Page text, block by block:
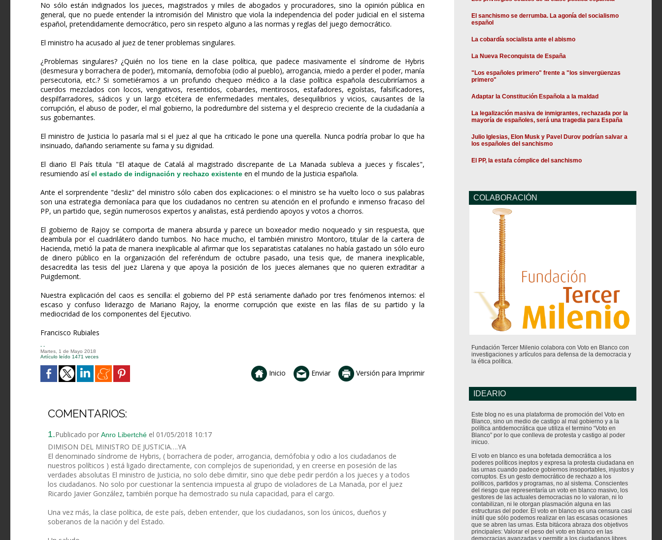
No sólo están indignados los jueces, magistrados y miles de abogados y procuradores, sino la opinión pública en
general, que no puede entender la intromisión del Ministro que viola la independencia del poder judicial en el sistema
español, pretendidamente democrático, pero sin respeto alguno a las normas y reglas del juego democrático.
El ministro ha acusado al juez de tener problemas singulares.
¿Problemas singulares? ¿Quién no los tiene en la clase política, que padece masivamente el síndrome de Hybris
(desmesura y borrachera de poder), mitomanía, demofobia (odio al pueblo), arrogancia, miedo a perder el poder, manía
persecutoria, etc.? Si sometiéramos a un profundo chequeo médico a la clase política española descubriríamos a
cuerdos mezclados con locos, vengativos, resentidos, cobardes, mentirosos, estafadores, egoístas, falsificadores,
despilfarradores, sádicos y un largo etcétera de enfermedades mentales, desequilibrios y vicios, causantes de la
corrupción, el abuso de poder, el mal gobierno, la podredumbre del sistema y el desprecio creciente de la ciudadanía a
sus gobernantes.
El ministro de Justicia lo pasaría mal si el juez al que ha criticado le pone una querella. Nunca podría probar lo que ha
insinuado, dañando seriamente su fama y su dignidad.
El diario El País titula "El ataque de Catalá al magistrado discrepante de La Manada subleva a jueces y fiscales",
resumiendo asíel estado de indignación y rechazo existente en el mundo de la Justicia española.
Ante el sorprendente "desliz" del ministro sólo caben dos explicaciones: o el ministro se ha vuelto loco o sus palabras
son una estrategia demoníaca para que los ciudadanos no centren su atención en el profundo e inmenso fracaso del
PP, un partido que, según numerosos expertos y analistas, está perdiendo apoyos y votos a chorros.
El gobierno de Rajoy se comporta de manera absurda y parece un boxeador medio noqueado y sin respuesta, que
deambula por el cuadrilátero dando tumbos. No hace mucho, el también ministro Montoro, titular de la cartera de
Hacienda, metió la pata de manera inexplicable al afirmar que los separatistas catalanes no había gastado un sólo euro
de dinero público en la organización del referéndum de octubre pasado, una tesis que, de manera inexplicable,
desacredita las tesis del juez Llarena y que apoya la posición de los jueces alemanes que no quieren extraditar a
Puigdemont.
Nuestra explicación del caos es sencilla: el gobierno del PP está seriamente dañado por tres fenómenos internos: el
escaso y confuso liderazgo de Mariano Rajoy, la enorme corrupción que existe en las filas de su partido y la
mediocridad de los componentes del Ejecutivo.
Francisco Rubiales
- -
Martes, 1 de Mayo 2018
Artículo leído 1471 veces
Inicio Enviar Versión para Imprimir
COMENTARIOS:
1.Publicado por Anro Libertché el 01/05/2018 10:17
DIMISON DEL MINISTRO DE JUSTICIA….YA
El denominado síndrome de Hybris, ( borrachera de poder, arrogancia, demófobia y odio a los ciudadanos de
nuestros políticos ) está ligado directamente, con complejos de superioridad, y en creerse en posesión de las
verdades absolutas El ministro de Justicia, no solo debe dimitir, sino que debe pedir perdón a los jueces y a todos
los ciudadanos. No solo por cuestionar la sentencia impuesta al grupo de violadores de La Manada, por el juez
Ricardo Javier González, también porque ha demostrado su nula capacidad, para el cargo.
Una vez más, la clase política, de este país, deben entender, que los ciudadanos, son los únicos, dueños y
soberanos de la nación y del Estado.
El sanchismo se derrumba. La agonía del socialismo
español
La cobardía socialista ante el abismo
La Nueva Reconquista de España
"Los españoles primero" frente a "los sinvergüenzas
primero"
Adaptar la Constitución Española a la maldad
La legalización masiva de inmigrantes, rechazada por la
mayoría de españoles, será una tragedia para España
Julio Iglesias, Elon Musk y Pavel Durov podrían salvar a
los españoles del sanchismo
El PP, la estafa cómplice del sanchismo
COLABORACIÓN
Fundación Tercer Milenio colabora con Voto en Blanco con
investigaciones y artículos para defensa de la democracia y
la ética política.
IDEARIO
Este blog no es una plataforma de promoción del Voto en
Blanco, sino un medio de castigo al mal gobierno y a la
política antidemocrática que utiliza el termino “Voto en
Blanco” por lo que conlleva de protesta y castigo al poder
inicuo.
El voto en blanco es una bofetada democrática a los
poderes políticos ineptos y expresa la protesta ciudadana en
las urnas cuando padece gobiernos insoportables, injustos y
corruptos. Es un gesto democrático de rechazo a los
políticos, partidos y programas, no al sistema. Conscientes
del riesgo que representaría un voto en blanco masivo, los
gestores de las actuales democracias no lo valoran, ni lo
contabilizan, ni le otorgan plasmación alguna en las
estructuras del poder. El voto en blanco es una censura casi
inútil que sólo podemos realizar en las escasas ocasiones
que se abren las urnas. Esta bitácora abraza dos objetivos
principales: Valorar el peso del voto en blanco en las
democracias avanzadas y permitir a los ciudadanos libres